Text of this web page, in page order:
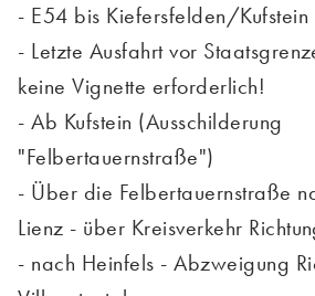
- E54 bis Kiefersfelden/Kufstein
- Letzte Ausfahrt vor
keine Vignette erforderlich!
- Ab Kufstein (Ausschilderung
"Felbertauernstraße")
- Über die Felbertauernstraße
Lienz - über Kreisverkehr
- nach Heinfels - Abzweigung